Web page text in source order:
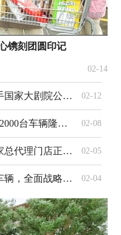
镌刻团圆印记
02-14
北汽集团春节亮相重点站区携手国家大剧院公益演出温暖回家路 02-12
广汽传祺&一嗨租车&广州丽新2000台车辆隆重交付 02-08
蔚来公司乌兹别克斯坦首家国家总代理门店正式开业 02-05
北汽集团向兴民智通集中交付车辆，全面战略合作共赴新程 02-04